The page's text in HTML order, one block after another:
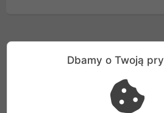
Dbamy o Twoją